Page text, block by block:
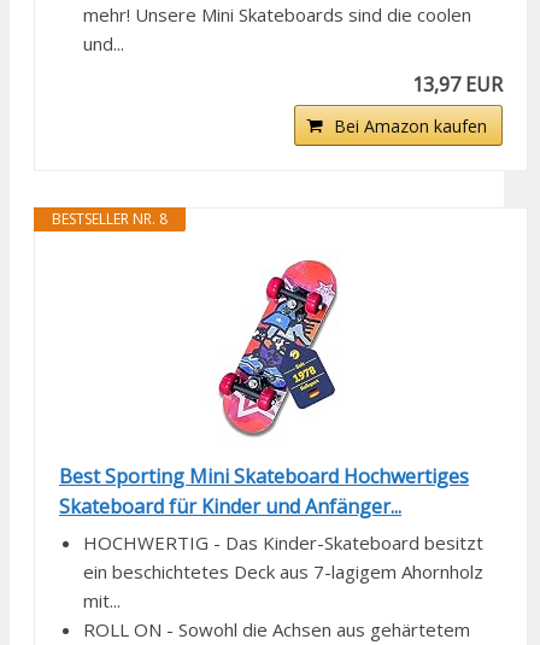
mehr! Unsere Mini Skateboards sind die coolen
und...
13,97 EUR
Bei Amazon kaufen
BESTSELLER NR. 8
Best Sporting Mini Skateboard Hochwertiges
Skateboard für Kinder und Anfänger...
HOCHWERTIG - Das Kinder-Skateboard besitzt
ein beschichtetes Deck aus 7-lagigem Ahornholz
mit...
ROLL ON - Sowohl die Achsen aus gehärtetem